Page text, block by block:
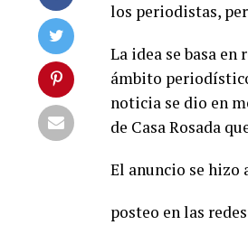
los periodistas,
La idea se basa en
ámbito
noticia se dio en
de Casa Rosada
El anuncio se hizo
posteo en las